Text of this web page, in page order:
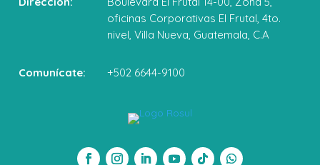
oficinas Corporativas El Frutal, 4to.
nivel, Villa Nueva, Guatemala, C.A
Comunícate: +502 6644-9100